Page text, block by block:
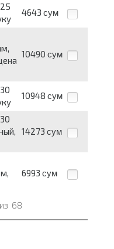
4643 сум
10490 сум
10948 сум
14273 сум
6993 сум
из 68